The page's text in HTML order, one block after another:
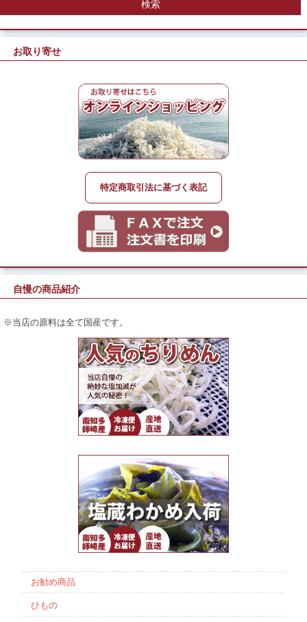
お取り寄せ
特定商取引法に基づく表記
自慢の商品紹介
※当店の原料は全て国産です。
お勧め商品
ひもの